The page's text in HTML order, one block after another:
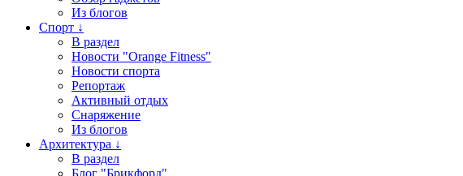
Из блогов
Спорт ↓
В раздел
Новости "Orange Fitness"
Новости спорта
Репортаж
Активный отдых
Снаряжение
Из блогов
Архитектура ↓
В раздел
Блог "Брикфорд"